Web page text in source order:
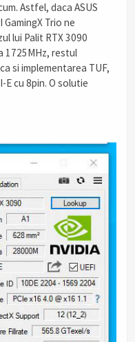
Astfel, daca ASUS
Trio ne
lui Palit RTX 3090
1725MHz, restul
si implementarea TUF,
cu 8pin. O solutie